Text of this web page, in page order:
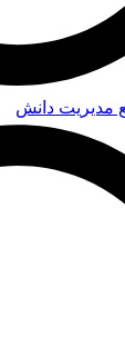
مدیریت دانش